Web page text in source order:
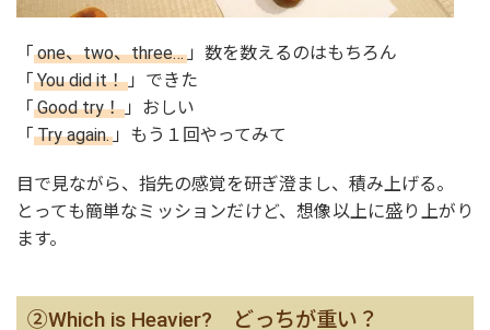
「 one、two、three… 」数を数えるのはもちろん
「 You did it！ 」できた
「 Good try！ 」おしい
「 Try again. 」もう１回やってみて
目で見ながら、指先の感覚を研ぎ澄まし、積み上げる。
とっても簡単なミッションだけど、想像以上に盛り上がり
ます。
②Which is Heavier? どっちが重い？